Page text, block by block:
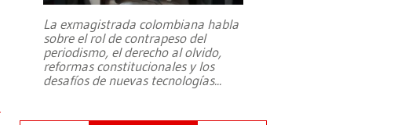
La exmagistrada colombiana habla
sobre el rol de contrapeso del
periodismo, el derecho al olvido,
reformas constitucionales y los
desafíos de nuevas tecnologías...